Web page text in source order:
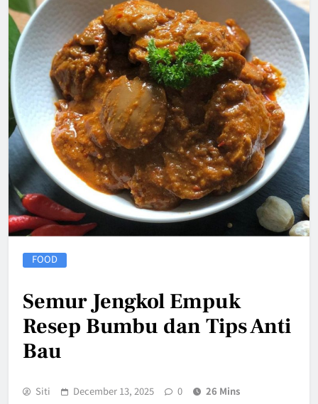
FOOD
Semur Jengkol Empuk
Resep Bumbu dan Tips Anti
Bau
Siti December 13, 2025 0 26 Mins